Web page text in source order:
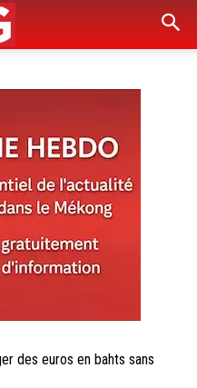
des euros en bahts sans